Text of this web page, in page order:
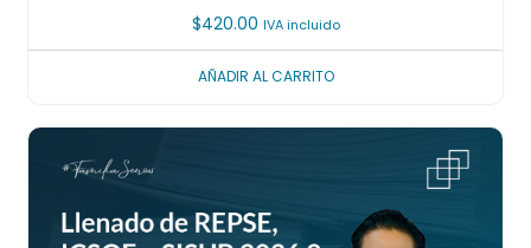
$420.00 IVA incluido
AÑADIR AL CARRITO